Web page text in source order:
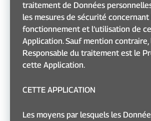
traitement de Données
les mesures de sécurité concernant
fonctionnement et l’utilisation de
Application. Sauf mention contraire,
Responsable du traitement est le
cette Application.
CETTE APPLICATION
Les moyens par lesquels les